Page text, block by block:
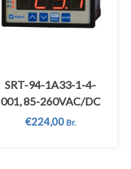
SRT-94-1A33-1-4-
001, 85-260VAC/DC
€224,00 Br.